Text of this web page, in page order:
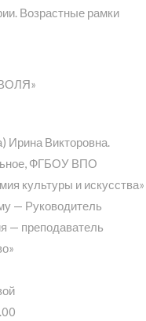
Возрастные рамки
Ирина Викторовна.
ФГБОУ ВПО
культуры и искусства»
— Руководитель
— преподаватель